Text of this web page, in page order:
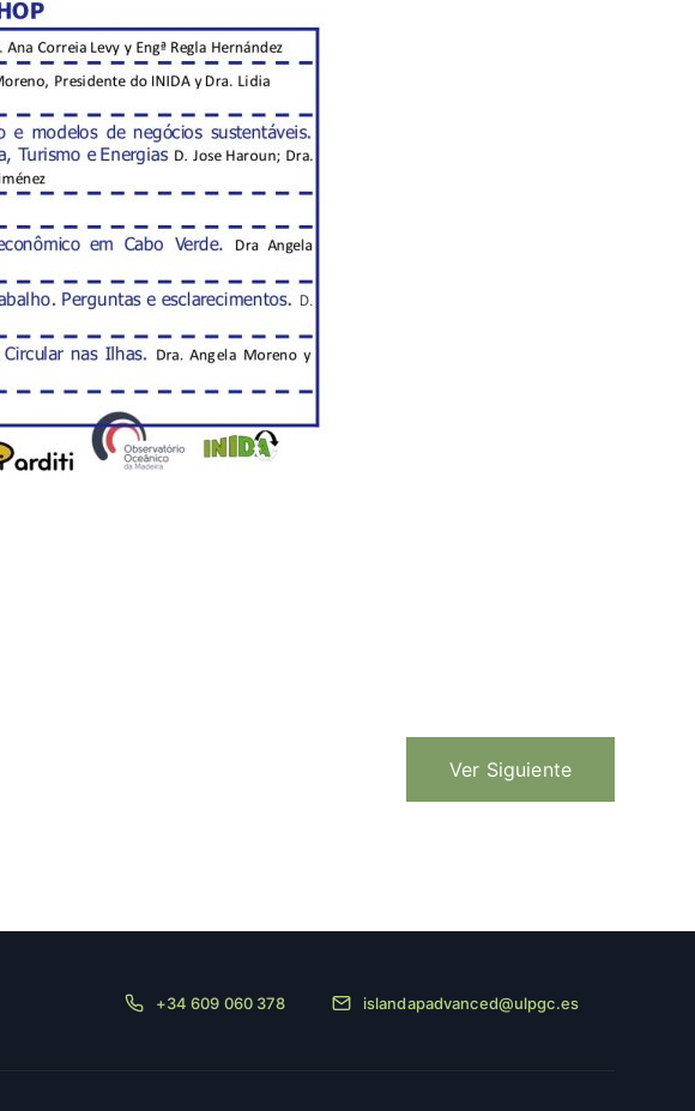
Ver Siguiente
+34 609 060 378 islandapadvanced@ulpgc.es